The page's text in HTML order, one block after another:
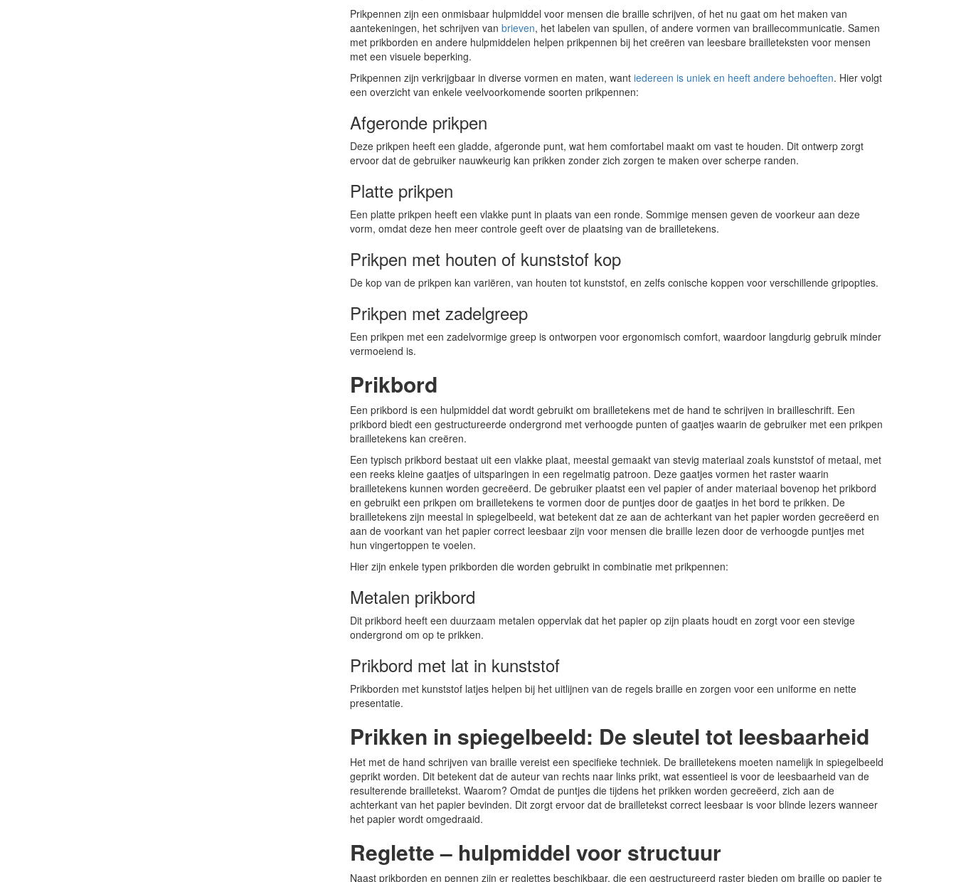
Prikpennen zijn een onmisbaar hulpmiddel voor mensen die braille schrijven, of het nu gaat om het maken van
aantekeningen, het schrijven van brieven, het labelen van spullen, of andere vormen van braillecommunicatie. Samen
met prikborden en andere hulpmiddelen helpen prikpennen bij het creëren van leesbare brailleteksten voor mensen
met een visuele beperking.
Prikpennen zijn verkrijgbaar in diverse vormen en maten, want iedereen is uniek en heeft andere behoeften. Hier volgt
een overzicht van enkele veelvoorkomende soorten prikpennen:
Afgeronde prikpen
Deze prikpen heeft een gladde, afgeronde punt, wat hem comfortabel maakt om vast te houden. Dit ontwerp zorgt
ervoor dat de gebruiker nauwkeurig kan prikken zonder zich zorgen te maken over scherpe randen.
Platte prikpen
Een platte prikpen heeft een vlakke punt in plaats van een ronde. Sommige mensen geven de voorkeur aan deze
vorm, omdat deze hen meer controle geeft over de plaatsing van de brailletekens.
Prikpen met houten of kunststof kop
De kop van de prikpen kan variëren, van houten tot kunststof, en zelfs conische koppen voor verschillende gripopties.
Prikpen met zadelgreep
Een prikpen met een zadelvormige greep is ontworpen voor ergonomisch comfort, waardoor langdurig gebruik minder
vermoeiend is.
Prikbord
Een prikbord is een hulpmiddel dat wordt gebruikt om brailletekens met de hand te schrijven in brailleschrift. Een
prikbord biedt een gestructureerde ondergrond met verhoogde punten of gaatjes waarin de gebruiker met een prikpen
brailletekens kan creëren.
Een typisch prikbord bestaat uit een vlakke plaat, meestal gemaakt van stevig materiaal zoals kunststof of metaal, met
een reeks kleine gaatjes of uitsparingen in een regelmatig patroon. Deze gaatjes vormen het raster waarin
brailletekens kunnen worden gecreëerd. De gebruiker plaatst een vel papier of ander materiaal bovenop het prikbord
en gebruikt een prikpen om brailletekens te vormen door de puntjes door de gaatjes in het bord te prikken. De
brailletekens zijn meestal in spiegelbeeld, wat betekent dat ze aan de achterkant van het papier worden gecreëerd en
aan de voorkant van het papier correct leesbaar zijn voor mensen die braille lezen door de verhoogde puntjes met
hun vingertoppen te voelen.
Hier zijn enkele typen prikborden die worden gebruikt in combinatie met prikpennen:
Metalen prikbord
Dit prikbord heeft een duurzaam metalen oppervlak dat het papier op zijn plaats houdt en zorgt voor een stevige
ondergrond om op te prikken.
Prikbord met lat in kunststof
Prikborden met kunststof latjes helpen bij het uitlijnen van de regels braille en zorgen voor een uniforme en nette
presentatie.
Prikken in spiegelbeeld: De sleutel tot leesbaarheid
Het met de hand schrijven van braille vereist een specifieke techniek. De brailletekens moeten namelijk in spiegelbeeld
geprikt worden. Dit betekent dat de auteur van rechts naar links prikt, wat essentieel is voor de leesbaarheid van de
resulterende brailletekst. Waarom? Omdat de puntjes die tijdens het prikken worden gecreëerd, zich aan de
achterkant van het papier bevinden. Dit zorgt ervoor dat de brailletekst correct leesbaar is voor blinde lezers wanneer
het papier wordt omgedraaid.
Reglette – hulpmiddel voor structuur
Naast prikborden en pennen zijn er reglettes beschikbaar, die een gestructureerd raster bieden om braille op papier te